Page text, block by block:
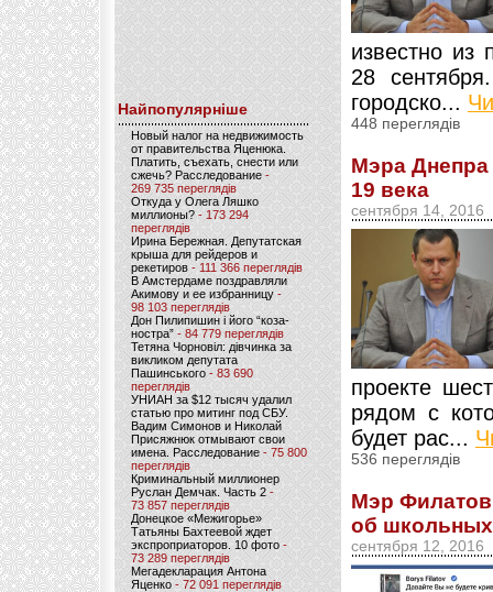
Найпопулярніше
Новый налог на недвижимость
от правительства Яценюка.
Платить, съехать, снести или
сжечь? Расследование-
269 735 переглядів
Откуда у Олега Ляшко
миллионы? - 173 294
переглядів
Ирина Бережная. Депутатская
крыша для рейдеров и
рекетиров - 111 366 переглядів
В Амстердаме поздравляли
Акимову и ее избранницу -
98 103 переглядів
Дон Пилипишин і його “коза-
ностра” - 84 779 переглядів
Тетяна Чорновіл: дівчинка за
викликом депутата
Пашинського- 83 690
переглядів
УНИАН за $12 тысяч удалил
статью про митинг под СБУ.
Вадим Симонов и Николай
Присяжнюк отмывают свои
имена. Расследование - 75 800
переглядів
Криминальный миллионер
Руслан Демчак. Часть 2-
73 857 переглядів
Донецкое «Межигорье»
Татьяны Бахтеевой ждет
экспроприаторов. 10 фото -
73 289 переглядів
Мегадекларация Антона
Яценко - 72 091 переглядів
известно из
28
городско...
448 переглядів
Мэра
19 века
сентября 14, 2016
проекте
рядом с
будет рас...
536 переглядів
Мэр Филатов
об
сентября 12, 2016